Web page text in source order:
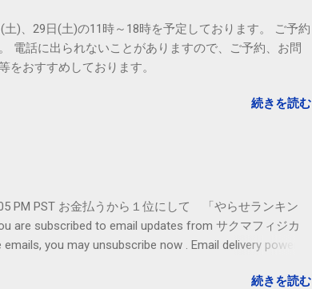
)、29日(土)の11時～18時を予定しております。 ご予約
電話に出られないことがありますので、ご予約、お問
をおすすめしております。
続きを読む
PM PST お金払うから１位にして 「やらせランキン
are subscribed to email updates from サクマフィジカ
you may unsubscribe now . Email delivery powered
続きを読む